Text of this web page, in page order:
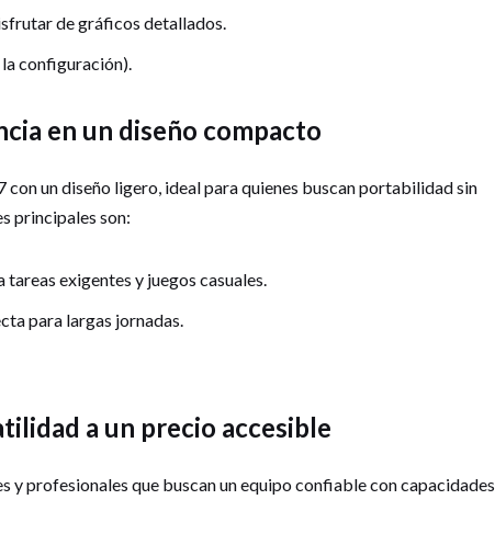
de gráficos detallados.
configuración).
en un diseño compacto
con un diseño ligero, ideal para quienes buscan portabilidad sin
principales son:
exigentes y juegos casuales.
para largas jornadas.
a un precio accesible
y profesionales que buscan un equipo confiable con capacidades